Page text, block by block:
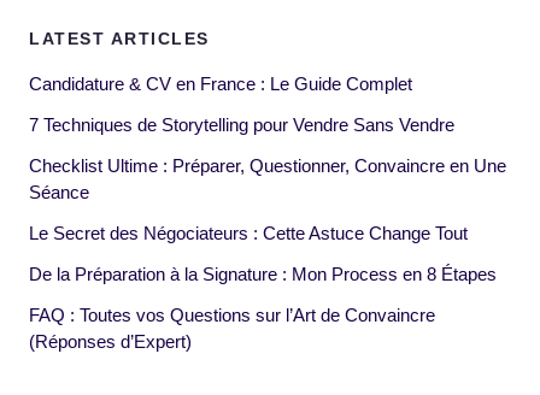
LATEST ARTICLES
Candidature & CV en France : Le Guide Complet
7 Techniques de Storytelling pour Vendre Sans Vendre
Checklist Ultime : Préparer, Questionner, Convaincre en Une
Séance
Le Secret des Négociateurs : Cette Astuce Change Tout
De la Préparation à la Signature : Mon Process en 8 Étapes
FAQ : Toutes vos Questions sur l’Art de Convaincre
(Réponses d’Expert)